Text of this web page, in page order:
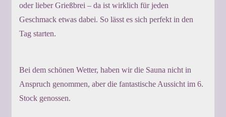
oder lieber Grießbrei – da ist wirklich für jeden
Geschmack etwas dabei. So lässt es sich perfekt in den
Tag starten.
Bei dem schönen Wetter, haben wir die Sauna nicht in
Anspruch genommen, aber die fantastische Aussicht im 6.
Stock genossen.